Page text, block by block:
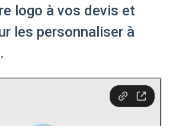
logo à vos devis et
les personnaliser à